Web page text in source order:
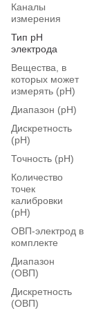
Каналы
измерения
Тип pH
электрода
Вещества, в
которых может
измерять (pH)
Диапазон (pH)
Дискретность
(pH)
Точность (pH)
Количество
точек
калибровки
(pH)
ОВП-электрод в
комплекте
Диапазон
(ОВП)
Дискретность
(ОВП)